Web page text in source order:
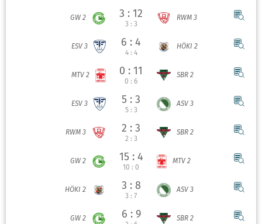
GW 2 3 : 12
3 : 3
RWM 3
ESV 3 6 : 4
4 : 4
HÖKI 2
MTV 2 0 : 11
0 : 6
SBR 2
ESV 3 5 : 3
5 : 3
ASV 3
RWM 3 2 : 3
2 : 3
SBR 2
GW 2 15 : 4
10 : 0
MTV 2
HÖKI 2 3 : 8
3 : 7
ASV 3
GW 2 6 : 9 SBR 2